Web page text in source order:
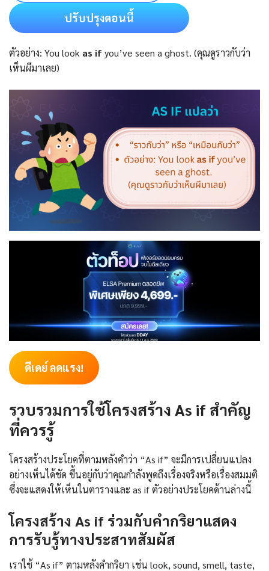
ปรับปรุงตอนนี้
ตัวอย่าง: You look as ifyou’ve seen a ghost. (คุณดูราวกับว่า
เห็นผีมาเลย)
ดีเดย์ ลดแรง!
รวบรวมการใช้โครงสร้าง As if สำคัญ
ที่ควรรู้
โครงสร้างประโยคที่ตามหลังคำว่า “As if” จะมีการเปลี่ยนแปลง
อย่างเห็นได้ชัด ขึ้นอยู่กับว่าคุณกำลังพูดถึงเรื่องจริงหรือเรื่องสมมติ
ซึ่งจะแสดงให้เห็นในตารางและ as if ตัวอย่างประโยคด้านล่างนี้
โครงสร้าง As if ร่วมกับคำกริยาแสดง
การรับรู้ทางประสาทสัมผัส
เราใช้ “As if” ตามหลังคำกริยา เช่น look, sound, smell, taste,